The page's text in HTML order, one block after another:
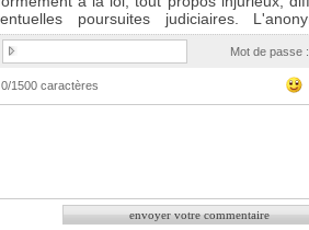
Mot de passe :
0/1500 caractères